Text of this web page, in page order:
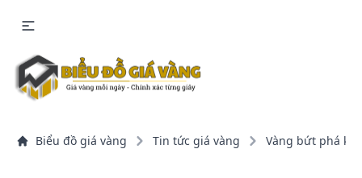
Biểu đồ giá vàng Tin tức giá vàng Vàng bứt phá